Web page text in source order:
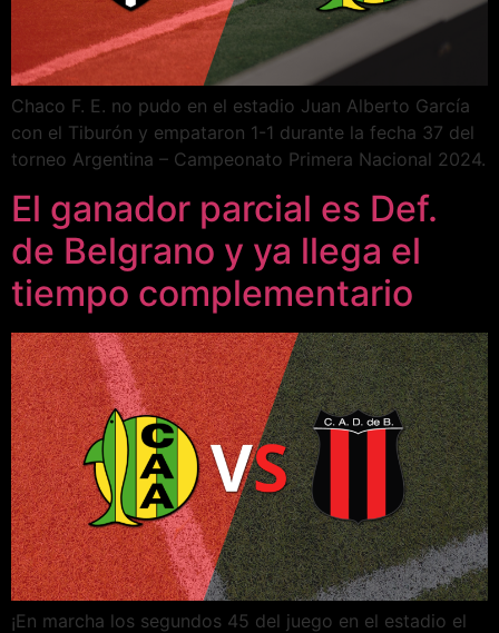
Chaco F. E. no pudo en el estadio Juan Alberto García
con el Tiburón y empataron 1-1 durante la fecha 37 del
torneo Argentina – Campeonato Primera Nacional 2024.
El ganador parcial es Def.
de Belgrano y ya llega el
tiempo complementario
¡En marcha los segundos 45 del juego en el estadio el